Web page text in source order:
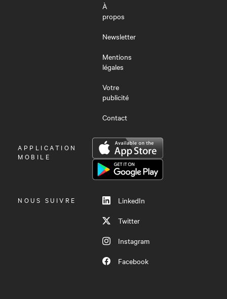
À
propos
Newsletter
Mentions
légales
Votre
publicité
Contact
OUVRIR
LE
APPLICATION
MOBILE
NOUS SUIVRE
LinkedIn
Twitter
Instagram
Facebook